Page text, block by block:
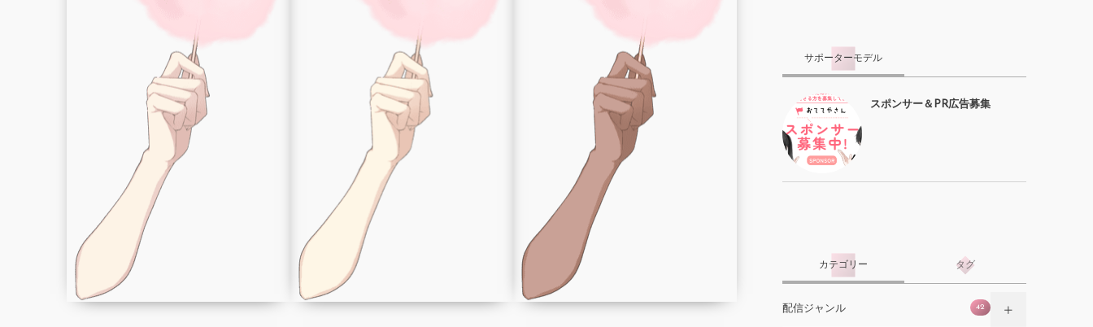
サポーターモデル
スポンサー＆PR広告募集
カテゴリー タグ
配信ジャンル 42